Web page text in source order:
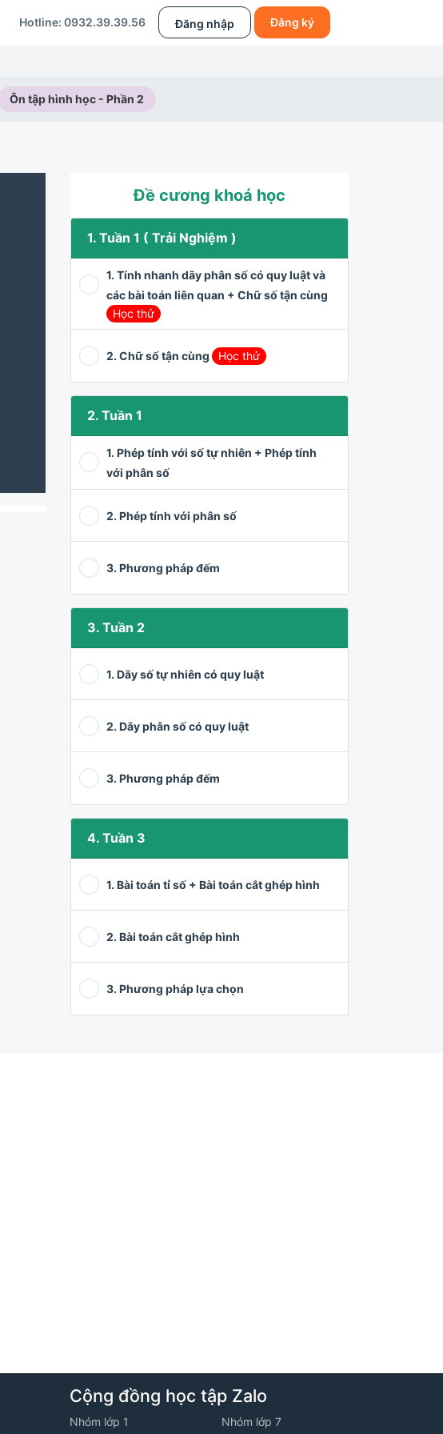
Hotline: 0932.39.39.56 Đăng nhập Đăng ký
Ôn tập hình học - Phần 2
Đề cương khoá học
1. Tuần 1 ( Trải Nghiệm )
1. Tính nhanh dãy phân số có quy luật và
các bài toán liên quan + Chữ số tận cùng
Học thử
2. Chữ số tận cùng Học thử
2. Tuần 1
1. Phép tính với số tự nhiên + Phép tính
với phân số
2. Phép tính với phân số
3. Phương pháp đếm
3. Tuần 2
1. Dãy số tự nhiên có quy luật
2. Dãy phân số có quy luật
3. Phương pháp đếm
4. Tuần 3
1. Bài toán tỉ số + Bài toán cắt ghép hình
2. Bài toán cắt ghép hình
3. Phương pháp lựa chọn
3. Chuyển động gặp nhau nhiều lần
Cộng đồng học tập Zalo
Nhóm lớp 1 Nhóm lớp 7